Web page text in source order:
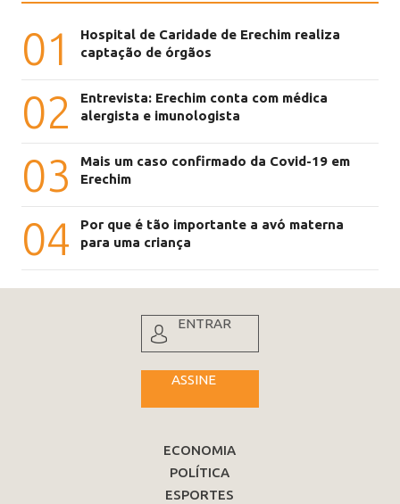
01
Hospital de Caridade de Erechim realiza
captação de órgãos
02
Entrevista: Erechim conta com médica
alergista e imunologista
03
Mais um caso confirmado da Covid-19 em
Erechim
04
Por que é tão importante a avó materna
para uma criança
ENTRAR
ASSINE
ECONOMIA
POLÍTICA
ESPORTES